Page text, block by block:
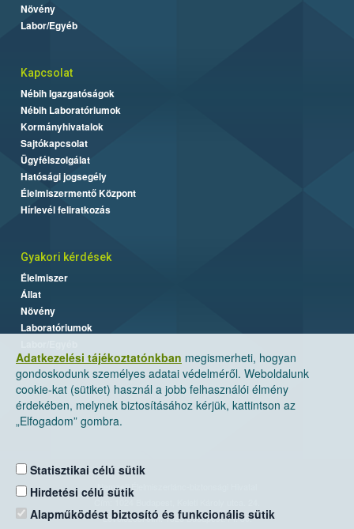
Adatkezelési tájékoztatónkban megismerheti, hogyan
gondoskodunk személyes adatai védelméről. Weboldalunk
cookie-kat (sütiket) használ a jobb felhasználói élmény
érdekében, melynek biztosításához kérjük, kattintson az
„Elfogadom” gombra.
Statisztikai célú sütik
Hirdetési célú sütik
Alapműködést biztosító és funkcionális sütik
Növény
Labor/Egyéb
Kapcsolat
Nébih Igazgatóságok
Nébih Laboratóriumok
Kormányhivatalok
Sajtókapcsolat
Ügyfélszolgálat
Hatósági jogsegély
Élelmiszermentő Központ
Hírlevél feliratkozás
Gyakori kérdések
Élelmiszer
Állat
Növény
Laboratóriumok
Nemzeti Élelmiszerlánc-biztonsági Hivatal
Levelezési cím: 1525 Budapest. Pf. 30.